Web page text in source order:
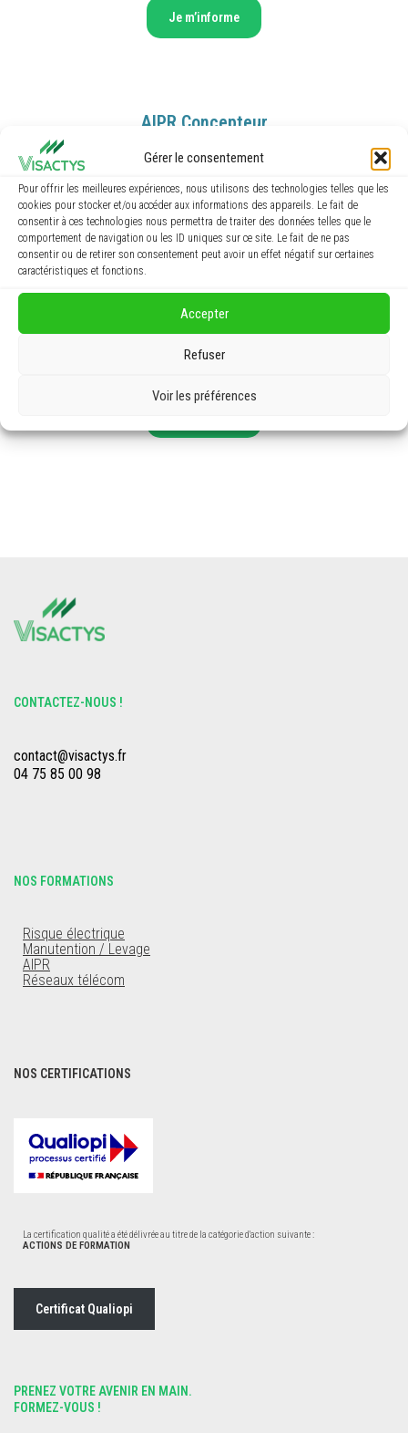
Gérer le consentement
Pour offrir les meilleures expériences, nous utilisons des technologies telles que les
cookies pour stocker et/ou accéder aux informations des appareils. Le fait de
consentir à ces technologies nous permettra de traiter des données telles que le
comportement de navigation ou les ID uniques sur ce site. Le fait de ne pas
consentir ou de retirer son consentement peut avoir un effet négatif sur certaines
caractéristiques et fonctions.
Accepter
Refuser
Voir les préférences
Je m’informe
AIPR Concepteur
CONTACTEZ-NOUS !
contact@visactys.fr
04 75 85 00 98
NOS FORMATIONS
Risque électrique
Manutention / Levage
AIPR
Réseaux télécom
NOS CERTIFICATIONS
La certification qualité a été délivrée au titre de la catégorie d'action suivante :
ACTIONS DE FORMATION
Certificat Qualiopi
PRENEZ VOTRE AVENIR EN MAIN.
FORMEZ-VOUS !